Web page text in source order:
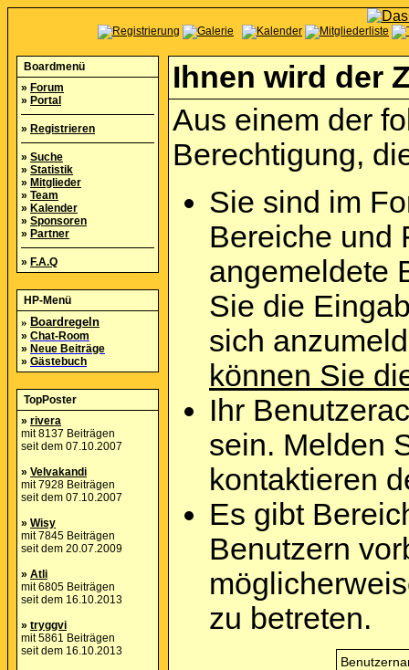
Boardmenü
» Forum
» Portal
» Registrieren
» Suche
» Statistik
» Mitglieder
» Team
» Kalender
» Sponsoren
» Partner
» F.A.Q
HP-Menü
» Boardregeln
» Chat-Room
» Neue Beiträge
» Gästebuch
TopPoster
» rivera
mit 8137 Beiträgen
seit dem 07.10.2007
» Velvakandi
mit 7928 Beiträgen
seit dem 07.10.2007
» Wisy
mit 7845 Beiträgen
seit dem 20.07.2009
» Atli
mit 6805 Beiträgen
seit dem 16.10.2013
» tryggvi
mit 5861 Beiträgen
seit dem 16.10.2013
Ihnen wird der
Aus einem der
Berechtigung,
Sie sind im
Bereiche und
angemeldete
Sie die
sich
können Sie
Ihr
sein. Melden
kontaktieren
Es gibt
Benutzern
zu betreten.